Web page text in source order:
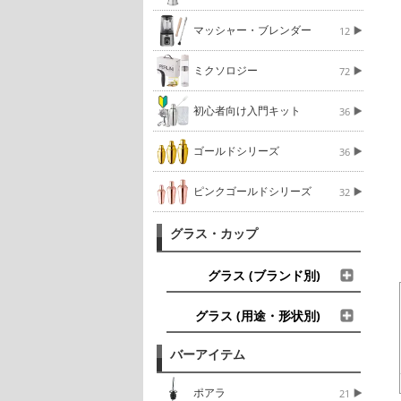
マッシャー・ブレンダー 12
ミクソロジー 72
初心者向け入門キット 36
ゴールドシリーズ 36
ピンクゴールドシリーズ 32
グラス・カップ
グラス (ブランド別)
グラス (用途・形状別)
バーアイテム
ポアラ 21